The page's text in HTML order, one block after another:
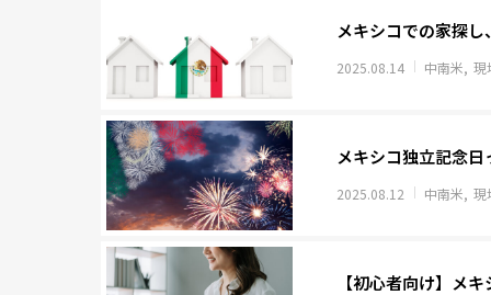
メキシコでの家探
2025.08.14 中南米 現
メキシコ独立記念
2025.08.12 中南米 現
【初心者向け】メ